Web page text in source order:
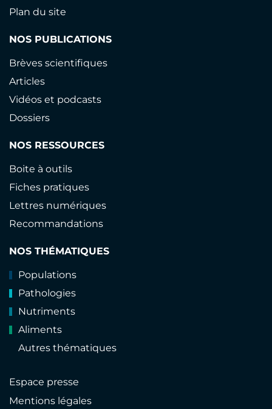
Plan du site
NOS PUBLICATIONS
Brèves scientifiques
Articles
Vidéos et podcasts
Dossiers
NOS RESSOURCES
Boite à outils
Fiches pratiques
Lettres numériques
Recommandations
NOS THÉMATIQUES
Populations
Pathologies
Nutriments
Aliments
Autres thématiques
Espace presse
Mentions légales